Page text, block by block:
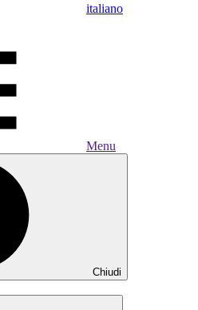
italiano
Menu
Chiudi